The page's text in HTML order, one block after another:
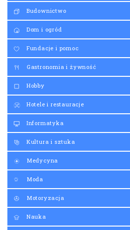
Budownictwo
Dom i ogród
Fundacje i pomoc
Gastronomia i żywność
Hobby
Hotele i restauracje
Informatyka
Kultura i sztuka
Medycyna
Moda
Motoryzacja
Nauka